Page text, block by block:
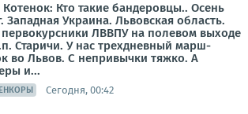
Кто такие бандеровцы.. Осень
Западная Украина. Львовская область.
ЛВВПУ на полевом выходе
Старичи. У нас трехдневный марш-
во Львов. С непривычки тяжко. А
и...
Сегодня, 00:42